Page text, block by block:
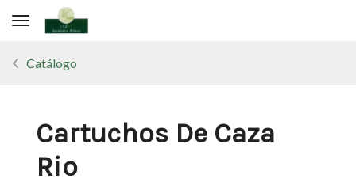
Toggle navigation
Catálogo
Cartuchos De Caza
Rio